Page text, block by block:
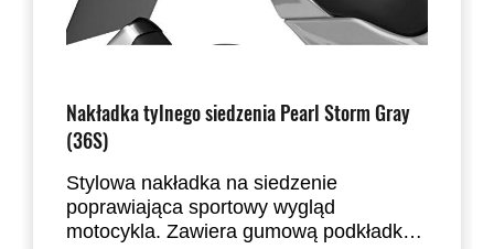
Nakładka tylnego siedzenia Pearl Storm Gray
(36S)
Stylowa nakładka na siedzenie
poprawiająca sportowy wygląd
motocykla. Zawiera gumową podkładkę.